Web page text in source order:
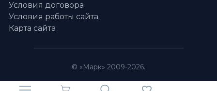
Условия договора
Условия работы сайта
Карта сайта
© «Марк» 2009-2026.